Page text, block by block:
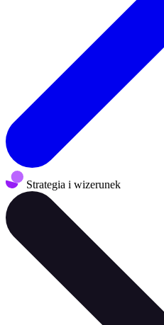
Strategia i wizerunek